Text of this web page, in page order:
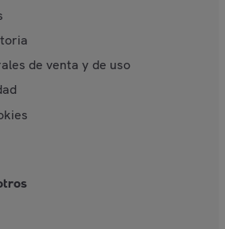
de venta y de uso